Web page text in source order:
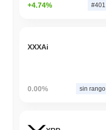
+4.74% #401
XXXAi
0.00% sin rango